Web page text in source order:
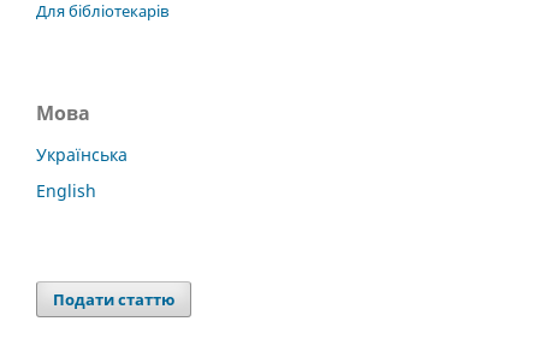
Для бібліотекарів
Мова
Українська
English
Подати статтю